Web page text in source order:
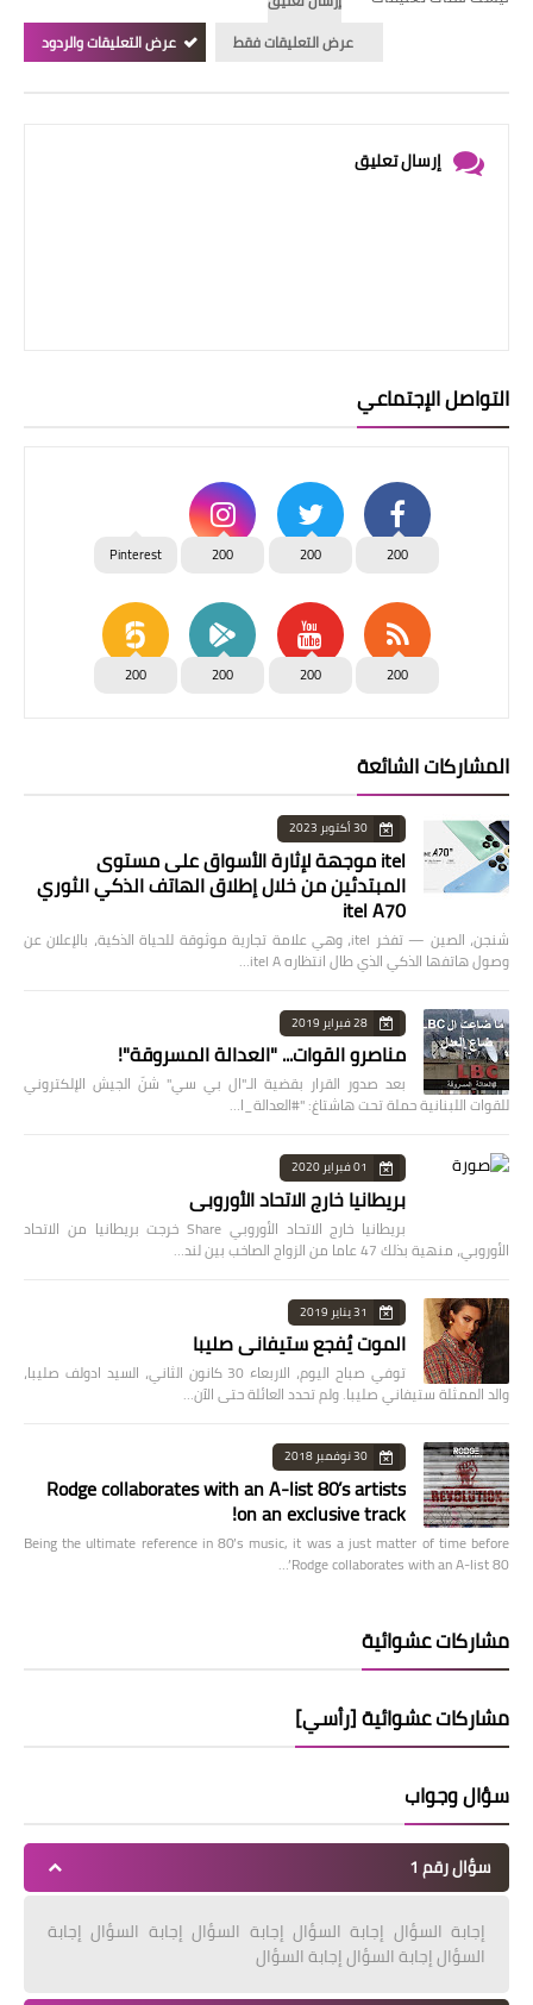
عرض التعليقات فقط
عرض التعليقات والردود
إرسال تعليق
التواصل الإجتماعي
200
200
200
Pinterest
200
200
200
200
المشاركات الشائعة
30 أكتوبر 2023
itel موجهة لإثارة الأسواق على مستوى
المبتدئين من خلال إطلاق الهاتف الذكي الثوري
itel A70
شنجن، الصين — تفخر itel، وهي علامة تجارية موثوقة للحياة الذكية، بالإعلان عن
وصول هاتفها الذكي الذي طال انتظاره itel A…
28 فبراير 2019
مناصرو القوات... "العدالة المسروقة"!
بعد صدور القرار بقضية الـ"ال بي سي" شنّ الجيش الإلكتروني
للقوات اللبنانية حملة تحت هاشتاغ: "#العدالة_ا…
01 فبراير 2020
بريطانيا خارج الاتحاد الأوروبي
بريطانيا خارج الاتحاد الأوروبي Share خرجت بريطانيا من الاتحاد
الأوروبي، منهية بذلك 47 عاما من الزواج الصاخب بين لند…
31 يناير 2019
الموت يُفجع ستيفاني صليبا
توفي صباح اليوم، الاربعاء 30 كانون الثاني، السيد ادولف صليبا،
والد الممثلة ستيفاني صليبا. ولم تحدد العائلة حتى الآن…
30 نوفمبر 2018
Rodge collaborates with an A-list 80’s artists
on an exclusive track!
Being the ultimate reference in 80’s music, it was a just matter of time before
Rodge collaborates with an A-list 80’…
مشاركات عشوائية
مشاركات عشوائية [رأسي]
سؤال وجواب
سؤال رقم 1
إجابة السؤال إجابة السؤال إجابة السؤال إجابة السؤال إجابة
السؤال إجابة السؤال إجابة السؤال